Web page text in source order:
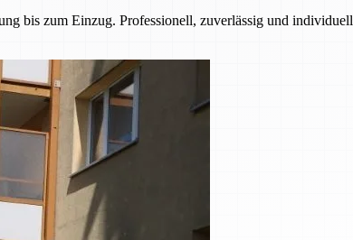
bis zum Einzug. Professionell, zuverlässig und